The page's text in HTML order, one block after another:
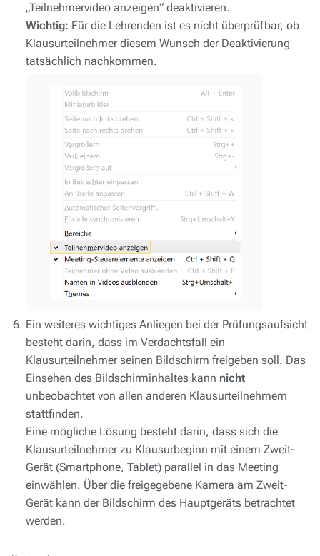
„Teilnehmervideo anzeigen“ deaktivieren.
Wichtig: Für die Lehrenden ist es nicht überprüfbar, ob
Klausurteilnehmer diesem Wunsch der Deaktivierung
tatsächlich nachkommen.
Ein weiteres wichtiges Anliegen bei der Prüfungsaufsicht
besteht darin, dass im Verdachtsfall ein
Klausurteilnehmer seinen Bildschirm freigeben soll. Das
Einsehen des Bildschirminhaltes kann nicht
unbeobachtet von allen anderen Klausurteilnehmern
stattfinden.
Eine mögliche Lösung besteht darin, dass sich die
Klausurteilnehmer zu Klausurbeginn mit einem Zweit-
Gerät (Smartphone, Tablet) parallel in das Meeting
einwählen. Über die freigegebene Kamera am Zweit-
Gerät kann der Bildschirm des Hauptgeräts betrachtet
werden.